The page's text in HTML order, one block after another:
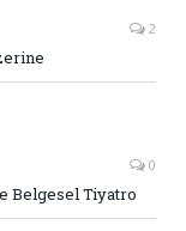
2
0
Belgesel Tiyatro